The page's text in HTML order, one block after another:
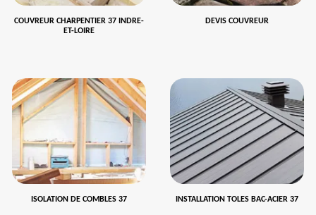
COUVREUR CHARPENTIER 37 INDRE-
ET-LOIRE
DEVIS COUVREUR
ISOLATION DE COMBLES 37 INSTALLATION TOLES BAC-ACIER 37